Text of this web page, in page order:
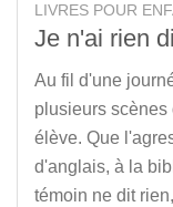
LIVRES POUR
Je n'ai rien
Au fil d'une
plusieurs scènes
élève. Que
d'anglais, à la
témoin ne dit